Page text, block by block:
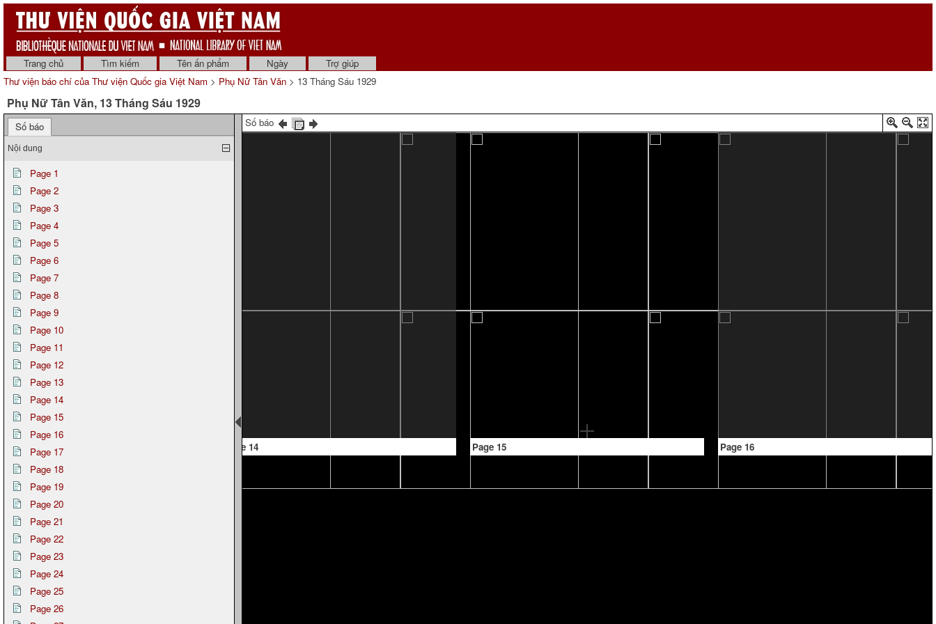
Trang chủ Tìm kiếm Tên ấn phẩm Ngày
Trợ giúp
Thư viện báo chí của Thư viện Quốc gia Việt Nam > Phụ Nữ Tân Văn > 13 Tháng Sáu 1929
Phụ Nữ Tân Văn, 13 Tháng Sáu 1929
Số báo
Nội dung
Page 1
Page 2
Page 3
Page 4
Page 5
Page 6
Page 7
Page 8
Page 9
Page 10
Page 11
Page 12
Page 13
Page 14
Page 15
Page 16
Page 17
Page 18
Page 19
Page 20
Page 21
Page 22
Page 23
Page 24
Page 25
Page 26
Số báo
Page 14 Page 15 Page 16